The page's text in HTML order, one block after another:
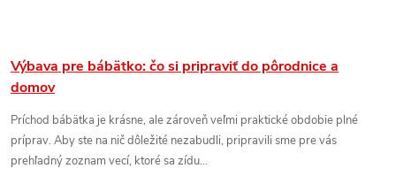
Výbava pre bábätko: čo si pripraviť do pôrodnice a
domov
Príchod bábätka je krásne, ale zároveň veľmi praktické obdobie plné
príprav. Aby ste na nič dôležité nezabudli, pripravili sme pre vás
prehľadný zoznam vecí, ktoré sa zídu...